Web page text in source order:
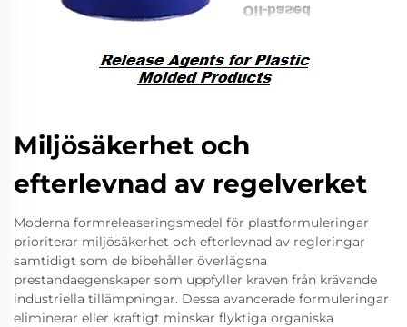
Miljösäkerhet och
efterlevnad av regelverket
Moderna formreleaseringsmedel för plastformuleringar
prioriterar miljösäkerhet och efterlevnad av regleringar
samtidigt som de bibehåller överlägsna
prestandaegenskaper som uppfyller kraven från krävande
industriella tillämpningar. Dessa avancerade formuleringar
eliminerar eller kraftigt minskar flyktiga organiska